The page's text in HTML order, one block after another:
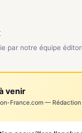
par notre équipe
venir
France.com — Rédaction